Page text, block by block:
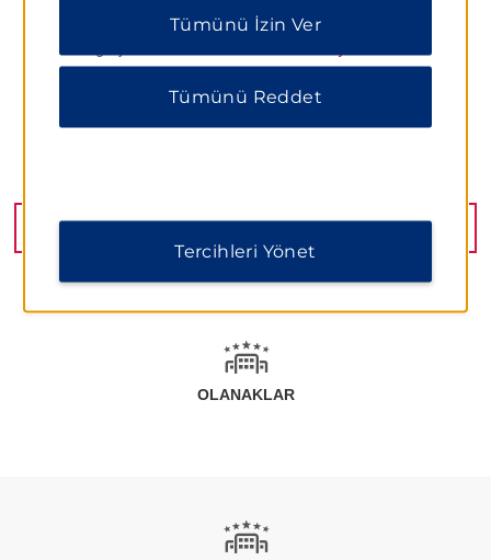
OLANAKLAR
izin vermek için “Tümünü Reddet” i tıklayabilirsiniz.
Tümünü İzin Ver
Tümünü Reddet
Tercihleri Yönet